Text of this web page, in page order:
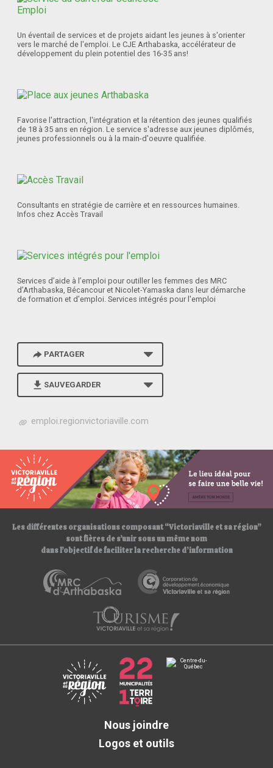
Un éventail de services et de projets aidant les jeunes à s'orienter
vers le marché de l'emploi. Le CJE Arthabaska, accélérateur de
développement du plein potentiel des 16-35 ans!
Favorise l'attraction, l'intégration et la rétention des jeunes qualifiés
de 18 à 35 ans en région. Le service s'adresse aux jeunes diplômés,
jeunes professionnels ou à la main-d'oeuvre qualifiée.
Consultants en stratégie de carrière et en ressources humaines.
Infos chez Accès Travail
Services d’aide à l’emploi pour outiller les femmes des MRC
d’Arthabaska, Bécancour et Nicolet-Yamaska dans leur démarche
de formation et d’emploi. Services intégrés pour l'emploi
PARTAGER
SAUVEGARDER
h
p
s
:
/
/
emploi.regionvictoriaville.com
Les différentes organisations composant “Victoriaville et sa région”
sont fières de s’unir sous un même nom
dans l’objectif de faciliter la recherche d’information
Nous joindre
Logos et outils